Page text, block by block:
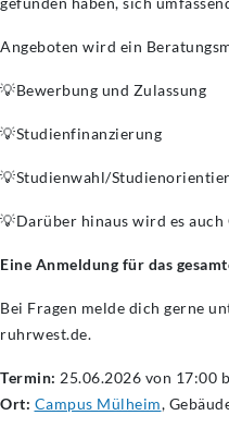
Angeboten wird ein
💡Bewerbung und Zulassung
💡Studienfinanzierung
💡Studienwahl/
💡Darüber hinaus wird es auch
Eine Anmeldung für das
Bei Fragen melde dich gerne
ruhrwest.de.
Termin: 25.06.2026 von 17:00
Ort: Campus Mülheim,